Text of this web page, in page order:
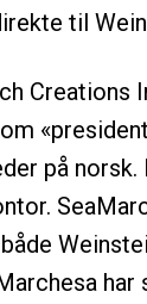
til
Creations
på
har